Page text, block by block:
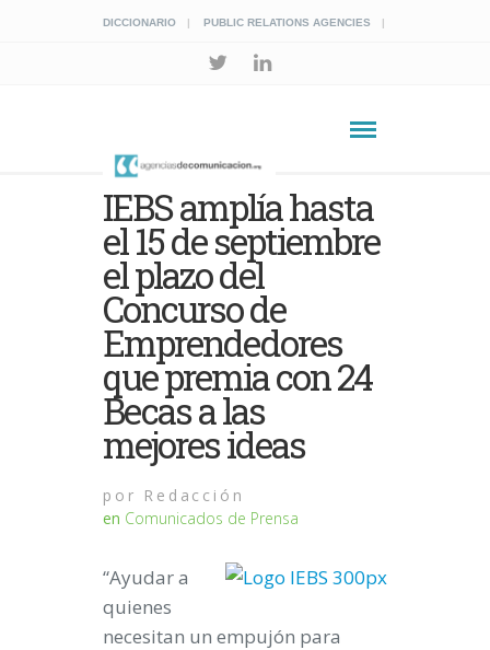
DICCIONARIO PUBLIC RELATIONS AGENCIES
IEBS amplía hasta
el 15 de septiembre
el plazo del
Concurso de
Emprendedores
que premia con 24
Becas a las
mejores ideas
por Redacción
en Comunicados de Prensa
“Ayudar a
quienes
necesitan un empujón para